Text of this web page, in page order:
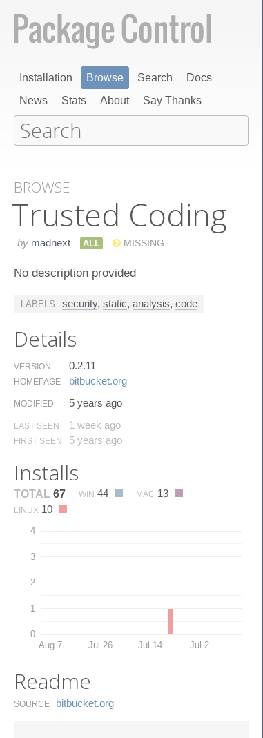
Installation Browse Search
Docs
News
Stats About Say Thanks
BROWSE
Trusted Coding
by madnext ALL MISSING
No description provided
LABELS security, static, analysis, code
Details
VERSION 0.2.11
HOMEPAGE bitbucket.​org
MODIFIED 5 years ago
LAST SEEN 1 week ago
FIRST SEEN 5 years ago
Installs
TOTAL 67 WIN 44 MAC 13
LINUX 10
0
1
2
3
4
Aug 7 Jul 26 Jul 14 Jul 2
Readme
SOURCE bitbucket.​org